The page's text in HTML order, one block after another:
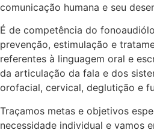
comunicação humana e seu
É de competência do
prevenção, estimulação e
referentes à linguagem oral e
da articulação da fala e dos
orofacial, cervical, deglutição e
Traçamos metas e objetivos
necessidade individual e vamos